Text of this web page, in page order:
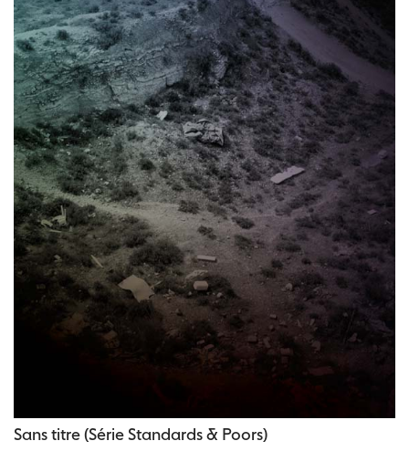
Sans titre (Série Standards & Poors)